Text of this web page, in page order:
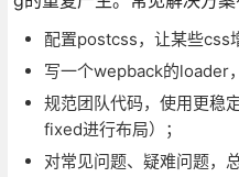
配置postcss，让某些css
写一个wepback的loader
规范团队代码，使用更稳
fixed进行布局）；
对常见问题、疑难问题，